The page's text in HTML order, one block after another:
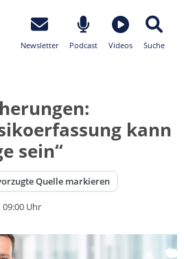
Newsletter Podcast Videos Suche
kann
sein“
Quelle markieren
09:00 Uhr